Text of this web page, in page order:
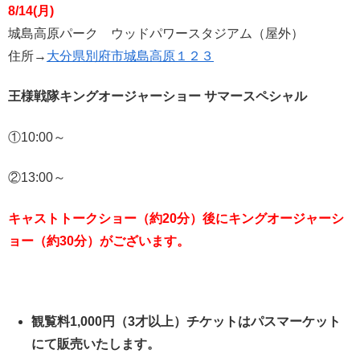
8/14(月)
城島高原パーク ウッドパワースタジアム（屋外）
住所→ 大分県別府市城島高原１２３
王様戦隊キングオージャーショー サマースペシャル
①10:00～
②13:00～
キャストトークショー（約20分）後にキングオージャーシ
ョー（約30分）がございます。
観覧料1,000円（3才以上）チケットはパスマーケット
にて販売いたします。